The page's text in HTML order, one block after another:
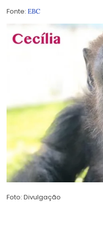
Fonte: EBC
Foto: Divulgação